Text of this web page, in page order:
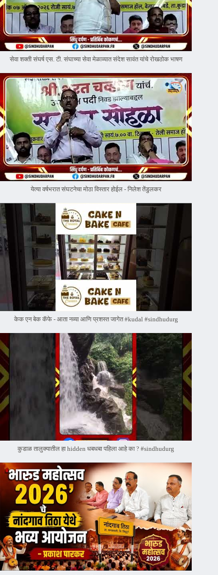
सेवा शक्ती संघर्ष एस. टी. संघाच्या सेवा मेळाव्यात संदेश सावंत यांचे रोखठोक भाषण
येत्या वर्षभरात संघटनेचा मोठा विस्तार होईल - निलेश तेंडुलकर
केक एन बेक कॅफे - आता नव्या आणि प्रशस्त जागेत #kudal #sindhudurg
कुडाळ तालुक्यातील हा hidden धबधबा पहिला आहे का ? #sindhudurg